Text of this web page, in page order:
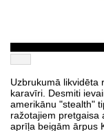
Uzbrukumā likvidēta
karavīri. Desmiti
amerikānu "stealth"
ražotajiem pretgaisa
aprīļa beigām ārpus